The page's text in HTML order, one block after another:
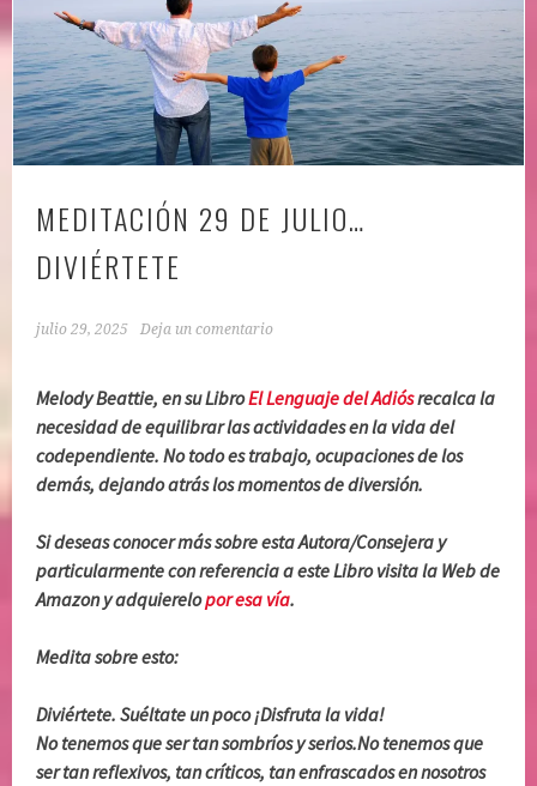
MEDITACIÓN 29 DE JULIO…
DIVIÉRTETE
julio 29, 2025 Deja un comentario
Melody Beattie, en su LibroEl Lenguaje del Adiósrecalca la
necesidad de equilibrar las actividades en la vida del
codependiente. No todo es trabajo, ocupaciones de los
demás, dejando atrás los momentos de diversión.
Si deseas conocer más sobre esta Autora/Consejera y
particularmente con referencia a este Libro visita la Web de
Amazon y adquierelopor esa vía.
Medita sobre esto:
Diviértete. Suéltate un poco ¡Disfruta la vida!
No tenemos que ser tan sombríos y serios.No tenemos que
ser tan reflexivos, tan críticos, tan enfrascados en nosotros